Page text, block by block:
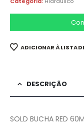
ADICIONAR À LISTA
DESCRIÇÃO
SOLD BUCHA RED